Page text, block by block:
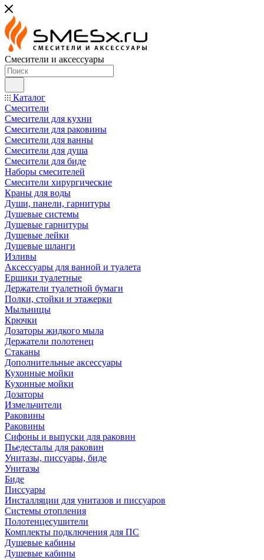
Смесители и аксессуары
Каталог
Смесители
Смесители для кухни
Смесители для раковины
Смесители для ванны
Смесители для душа
Смесители для биде
Наборы смесителей
Смесители хирургические
Краны для воды
Души, панели, гарнитуры
Душевые системы
Душевые гарнитуры
Душевые лейки
Душевые шланги
Изливы
Аксессуары для ванной и туалета
Ершики туалетные
Держатели туалетной бумаги
Полки, стойки и этажерки
Мыльницы
Крючки
Дозаторы жидкого мыла
Держатели полотенец
Стаканы
Дополнительные аксессуары
Кухонные мойки
Кухонные мойки
Дозаторы
Измельчители
Раковины
Раковины
Сифоны и выпуски для раковин
Пьедесталы для раковин
Унитазы, писсуары, биде
Унитазы
Биде
Писсуары
Инсталляции для унитазов и писсуаров
Системы отопления
Полотенцесушители
Комплекты подключения для ПС
Душевые кабины
Душевые кабины